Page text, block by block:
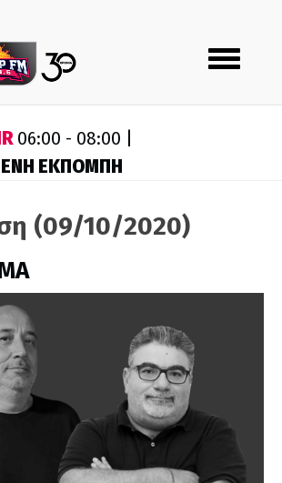
Toggle
navigation
06:00 - 08:00 |
ΕΚΠΟΜΠΗ
(09/10/2020)